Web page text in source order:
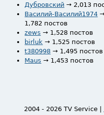
Дубровский → 2,013
Василий-Василий1974
1,782 постов
zews → 1,528 постов
birluk → 1,525 постов
t380998 → 1,495 постов
Maus → 1,453 постов
2004 - 2026 TV Service |